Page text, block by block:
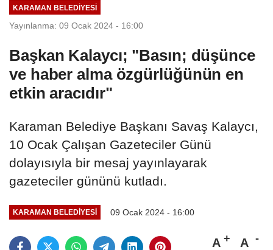
KARAMAN BELEDIYESI
Yayınlanma: 09 Ocak 2024 - 16:00
Başkan Kalaycı; "Basın; düşünce
ve haber alma özgürlüğünün en
etkin aracıdır"
Karaman Belediye Başkanı Savaş Kalaycı,
10 Ocak Çalışan Gazeteciler Günü
dolayısıyla bir mesaj yayınlayarak
gazeteciler gününü kutladı.
KARAMAN BELEDIYESI 09 Ocak 2024 - 16:00
A A